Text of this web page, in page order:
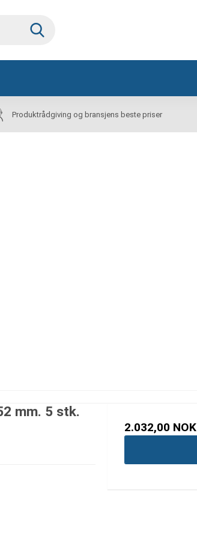
Produktrådgiving og bransjens beste priser
mm. 5 stk.
2.032,00 NOK